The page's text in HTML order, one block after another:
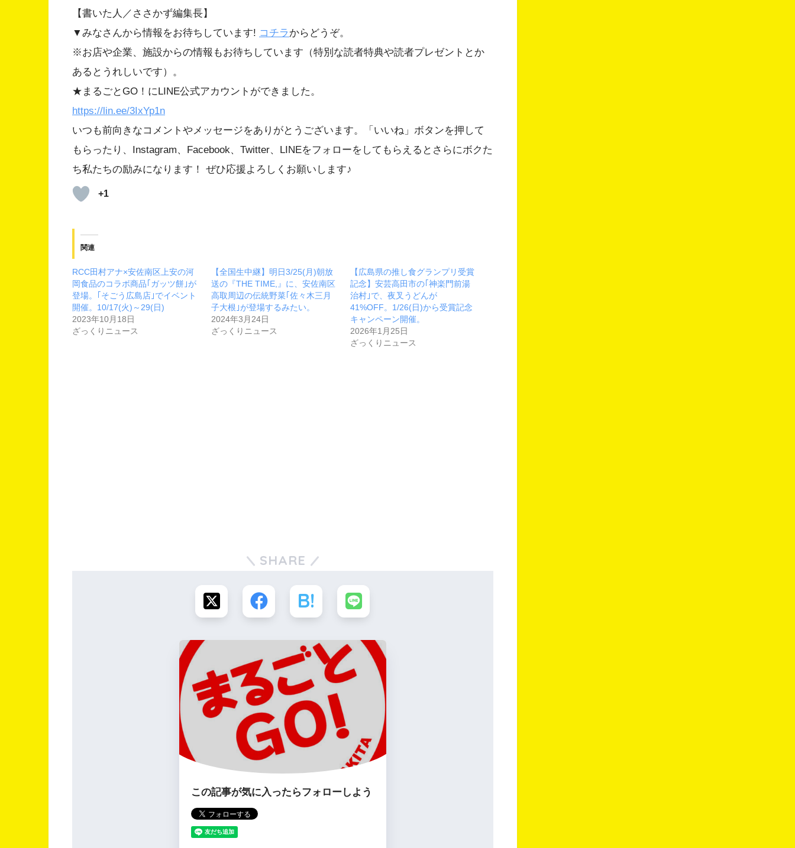
【書いた人／ささかず編集長】
▼みなさんから情報をお待ちしています! コチラ からどうぞ。
※お店や企業、施設からの情報もお待ちしています（特別な読者特典や読者プレゼントとか
あるとうれしいです）。
★まるごとGO！にLINE公式アカウントができました。
https://lin.ee/3IxYp1n
いつも前向きなコメントやメッセージをありがとうございます。「いいね」ボタンを押して
もらったり、Instagram、Facebook、Twitter、LINEをフォローをしてもらえるとさらにボクた
ち私たちの励みになります！ ぜひ応援よろしくお願いします♪
+1
関連
RCC田村アナ×安佐南区上安の河
岡食品のコラボ商品｢ガッツ餅｣が
登場。｢そごう広島店｣でイベント
開催。10/17(火)～29(日)
2023年10月18日
ざっくりニュース
【全国生中継】明日3/25(月)朝放
送の『THE TIME,』に、安佐南区
高取周辺の伝統野菜｢佐々木三月
子大根｣が登場するみたい。
2024年3月24日
ざっくりニュース
【広島県の推し食グランプリ受賞
記念】安芸高田市の｢神楽門前湯
治村｣で、夜叉うどんが
41%OFF。1/26(日)から受賞記念
キャンペーン開催。
2026年1月25日
ざっくりニュース
SHARE
この記事が気に入ったらフォローしよう